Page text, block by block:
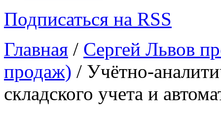
Подписаться на RSS
Главная / Сергей Львов
продаж) / Учётно-
складского учета и